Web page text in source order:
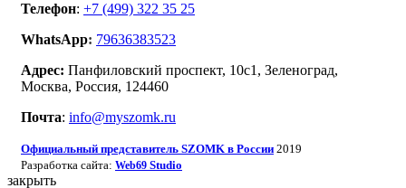
Телефон: +7 (499) 322 35 25
WhatsApp: 79636383523
Адрес: Панфиловский проспект, 10с1, Зеленоград,
Москва, Россия, 124460
Почта: info@myszomk.ru
Официальный представитель SZOMK в России 2019
Разработка сайта: Web69 Studio
закрыть